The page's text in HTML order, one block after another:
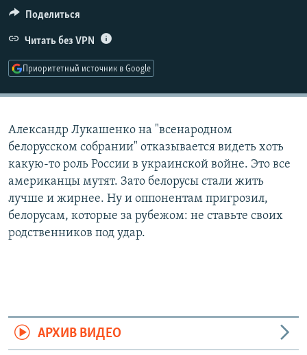
РАСПИСАНИЕ ВЕЩАНИЯ
ПОДПИШИТЕСЬ НА РАССЫЛКУ
СОЦИАЛЬНЫЕ СЕТИ
Все сайты РСЕ/РС
Поделиться
Читать без VPN
Приоритетный источник в Google
Александр Лукашенко на "всенародном
белорусском собрании" отказывается видеть хоть
какую-то роль России в украинской войне. Это все
американцы мутят. Зато белорусы стали жить
лучше и жирнее. Ну и оппонентам пригрозил,
белорусам, которые за рубежом: не ставьте своих
родственников под удар.
АРХИВ ВИДЕО